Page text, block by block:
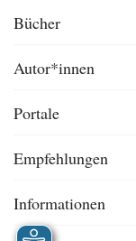
Bücher
Autor*innen
Portale
Empfehlungen
Informationen